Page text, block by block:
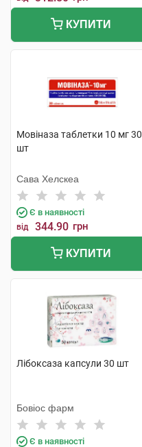
КУПИТИ
Мовіназа таблетки 10 мг 30
шт
Сава Хелскеа
Є в наявності
від 344.90 грн
КУПИТИ
Лібоксаза капсули 30 шт
Бовіос фарм
Є в наявності